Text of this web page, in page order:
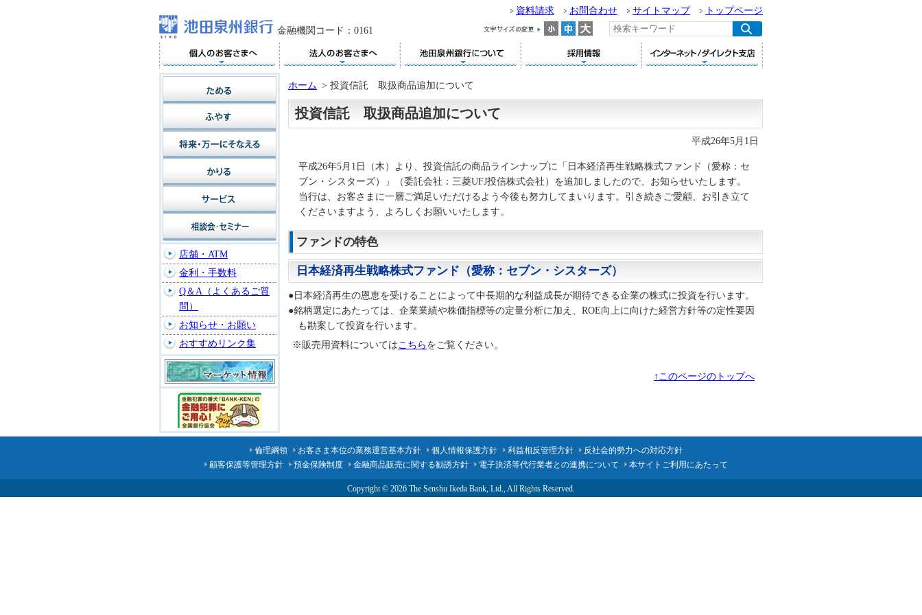
金融機関コード：0161
資料請求 お問合わせ サイトマップ トップページ
ホーム > 投資信託 取扱商品追加について
投資信託 取扱商品追加について
平成26年5月1日
平成26年5月1日（木）より、投資信託の商品ラインナップに「日本経済再生戦略株式ファンド（愛称：セ
ブン・シスターズ）」（委託会社：三菱UFJ投信株式会社）を追加しましたので、お知らせいたします。
当行は、お客さまに一層ご満足いただけるよう今後も努力してまいります。引き続きご愛顧、お引き立て
くださいますよう、よろしくお願いいたします。
ファンドの特色
日本経済再生戦略株式ファンド（愛称：セブン・シスターズ）
●日本経済再生の恩恵を受けることによって中長期的な利益成長が期待できる企業の株式に投資を行います。
●銘柄選定にあたっては、企業業績や株価指標等の定量分析に加え、ROE向上に向けた経営方針等の定性要因
も勘案して投資を行います。
※販売用資料についてはこちら をご覧ください。
↑このページのトップへ
店舗・ATM
金利・手数料
Q＆A（よくあるご質
問）
お知らせ・お願い
おすすめリンク集
倫理綱領 お客さま本位の業務運営基本方針 個人情報保護方針 利益相反管理方針
反社会的勢力への対応方針
顧客保護等管理方針
預金保険制度 金融商品販売に関する勧誘方針 電子決済等代行業者との連携について 本サイトご利用にあたって
Copyright © 2026 The Senshu Ikeda Bank, Ltd., All Rights Reserved.